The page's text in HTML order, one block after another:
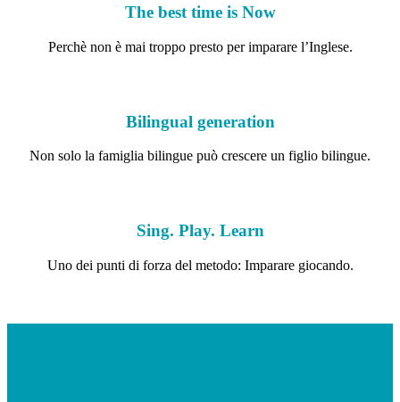
The best time is Now
Perchè non è mai troppo presto per imparare l’Inglese.
Bilingual generation
Non solo la famiglia bilingue può crescere un figlio bilingue.
Sing. Play. Learn
Uno dei punti di forza del metodo: Imparare giocando.